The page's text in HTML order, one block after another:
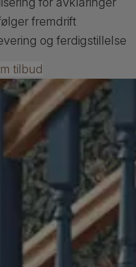
fremdrift
og ferdigstillelse
tilbud